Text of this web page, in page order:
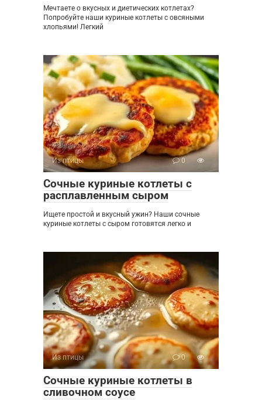
Мечтаете о вкусных и диетических котлетах?
Попробуйте наши куриные котлеты с овсяными
хлопьями! Легкий
Из птицы 0
Сочные куриные котлеты с
расплавленным сыром
Ищете простой и вкусный ужин? Наши сочные
куриные котлеты с сыром готовятся легко и
Из птицы 0
Сочные куриные котлеты в
сливочном соусе